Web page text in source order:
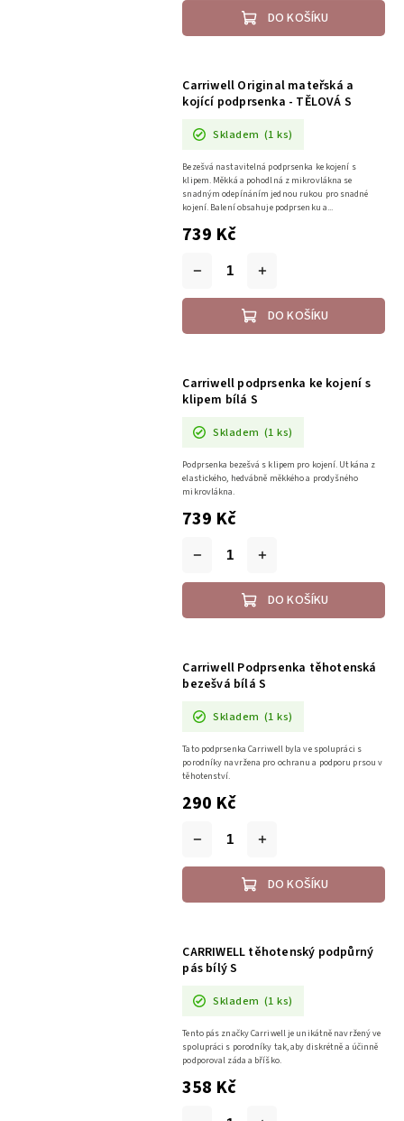
DO KOŠÍKU
Carriwell Original mateřská a
kojící podprsenka - TĚLOVÁ S
Skladem (1 ks)
739 Kč
DO KOŠÍKU
Bezešvá nastavitelná podprsenka ke kojení s
klipem. Měkká a pohodlná z mikrovlákna se
snadným odepínáním jednou rukou pro snadné
kojení. Balení obsahuje podprsenku a...
Carriwell podprsenka ke kojení s
klipem bílá S
Skladem (1 ks)
739 Kč
DO KOŠÍKU
Podprsenka bezešvá s klipem pro kojení. Utkána z
elastického, hedvábně měkkého a prodyšného
mikrovlákna.
Carriwell Podprsenka těhotenská
bezešvá bílá S
Skladem (1 ks)
290 Kč
DO KOŠÍKU
Tato podprsenka Carriwell byla ve spolupráci s
porodníky navržena pro ochranu a podporu prsou v
těhotenství.
CARRIWELL těhotenský podpůrný
pás bílý S
Skladem (1 ks)
358 Kč
Tento pás značky Carriwell je unikátně navržený ve
spolupráci s porodníky tak, aby diskrétně a účinně
podporoval záda a bříško.